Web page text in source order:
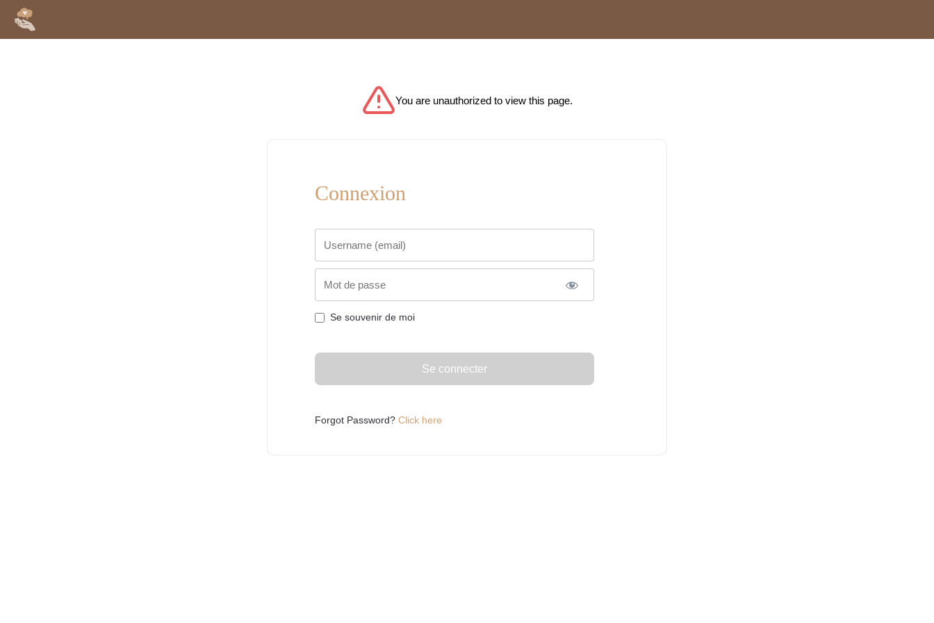
You are unauthorized to view this page.
Connexion
Se souvenir de moi
Forgot Password? Click here